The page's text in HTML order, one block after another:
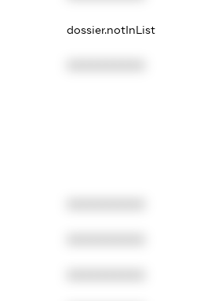
dossier.notInList